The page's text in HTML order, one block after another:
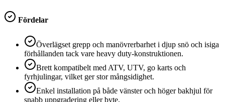
Fördelar
Överlägset grepp och manövrerbarhet i djup snö och isiga
förhållanden tack vare heavy duty-konstruktionen.
Brett kompatibelt med ATV, UTV, go karts och
fyrhjulingar, vilket ger stor mångsidighet.
Enkel installation på både vänster och höger bakhjul för
snabb uppgradering eller byte.